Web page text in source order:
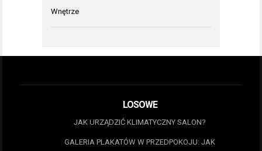
Wnętrze
LOSOWE
JAK URZĄDZIĆ KLIMATYCZNY SALON?
GALERIA PLAKATÓW W PRZEDPOKOJU: JAK